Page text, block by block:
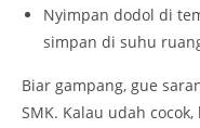
Nyimpan dodol di
simpan di suhu
Biar gampang, gue
SMK. Kalau udah